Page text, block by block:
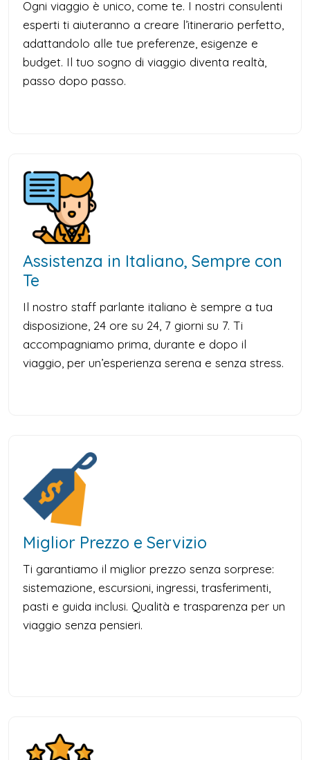
Ogni viaggio è unico, come te. I nostri consulenti
esperti ti aiuteranno a creare l’itinerario perfetto,
adattandolo alle tue preferenze, esigenze e
budget. Il tuo sogno di viaggio diventa realtà,
passo dopo passo.
Assistenza in Italiano, Sempre con
Te
Il nostro staff parlante italiano è sempre a tua
disposizione, 24 ore su 24, 7 giorni su 7. Ti
accompagniamo prima, durante e dopo il
viaggio, per un’esperienza serena e senza stress.
Miglior Prezzo e Servizio
Ti garantiamo il miglior prezzo senza sorprese:
sistemazione, escursioni, ingressi, trasferimenti,
pasti e guida inclusi. Qualità e trasparenza per un
viaggio senza pensieri.